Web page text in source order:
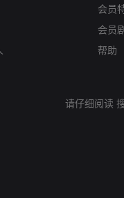
会员
会员
帮助
请仔细阅读